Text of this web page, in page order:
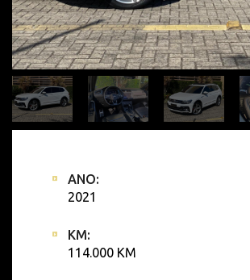
ANO:
2021
KM:
114.000 KM